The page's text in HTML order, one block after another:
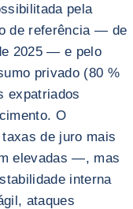
pela
de referência — de
2025 — e pelo
privado (80 %
expatriados
O
de juro mais
elevadas —, mas
interna
ataques